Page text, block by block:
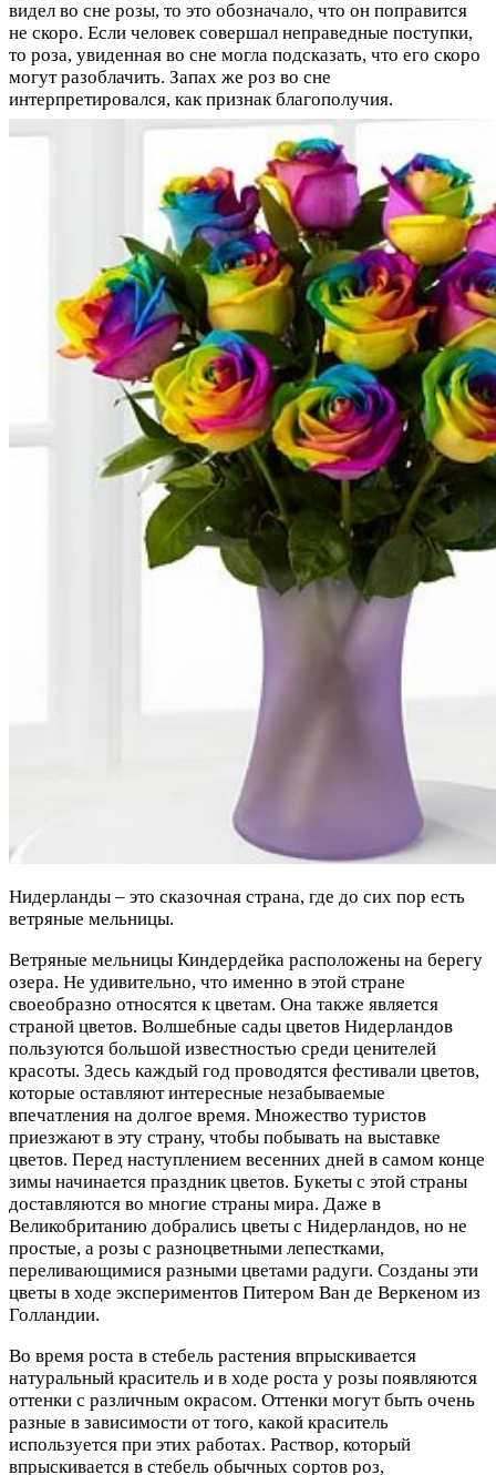
видел во сне розы, то это обозначало, что он поправится
не скоро. Если человек совершал неправедные поступки,
то роза, увиденная во сне могла подсказать, что его скоро
могут разоблачить. Запах же роз во сне
интерпретировался, как признак благополучия.
Нидерланды – это сказочная страна, где до сих пор есть
ветряные мельницы.
Ветряные мельницы Киндердейка расположены на берегу
озера. Не удивительно, что именно в этой стране
своеобразно относятся к цветам. Она также является
страной цветов. Волшебные сады цветов Нидерландов
пользуются большой известностью среди ценителей
красоты. Здесь каждый год проводятся фестивали цветов,
которые оставляют интересные незабываемые
впечатления на долгое время. Множество туристов
приезжают в эту страну, чтобы побывать на выставке
цветов. Перед наступлением весенних дней в самом конце
зимы начинается праздник цветов. Букеты с этой страны
доставляются во многие страны мира. Даже в
Великобританию добрались цветы с Нидерландов, но не
простые, а розы с разноцветными лепестками,
переливающимися разными цветами радуги. Созданы эти
цветы в ходе экспериментов Питером Ван де Веркеном из
Голландии.
Во время роста в стебель растения впрыскивается
натуральный краситель и в ходе роста у розы появляются
оттенки с различным окрасом. Оттенки могут быть очень
разные в зависимости от того, какой краситель
используется при этих работах. Раствор, который
впрыскивается в стебель обычных сортов роз,